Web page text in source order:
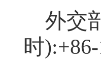
外交
时